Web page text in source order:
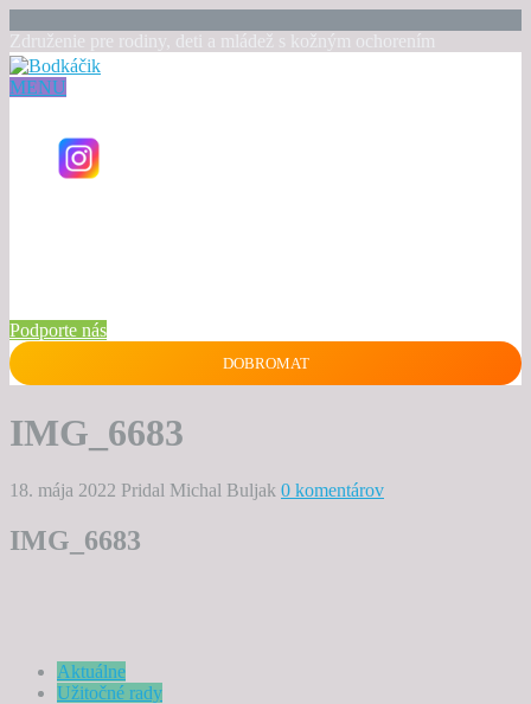
Združenie pre rodiny, deti a mládež s kožným ochorením
MENU
Podporte nás
DOBROMAT
IMG_6683
18. mája 2022 Pridal Michal Buljak 0 komentárov
IMG_6683
Aktuálne
Užitočné rady